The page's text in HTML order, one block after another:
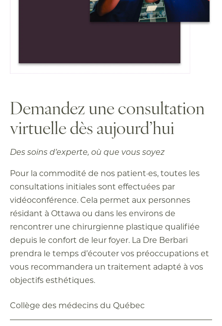
Demandez une consultation
virtuelle dès aujourd’hui
Des soins d’experte, où que vous soyez
Pour la commodité de nos patient·es, toutes les
consultations initiales sont effectuées par
vidéoconférence. Cela permet aux personnes
résidant à Ottawa ou dans les environs de
rencontrer une chirurgienne plastique qualifiée
depuis le confort de leur foyer. La Dre Berbari
prendra le temps d’écouter vos préoccupations et
vous recommandera un traitement adapté à vos
objectifs esthétiques.
Collège des médecins du Québec